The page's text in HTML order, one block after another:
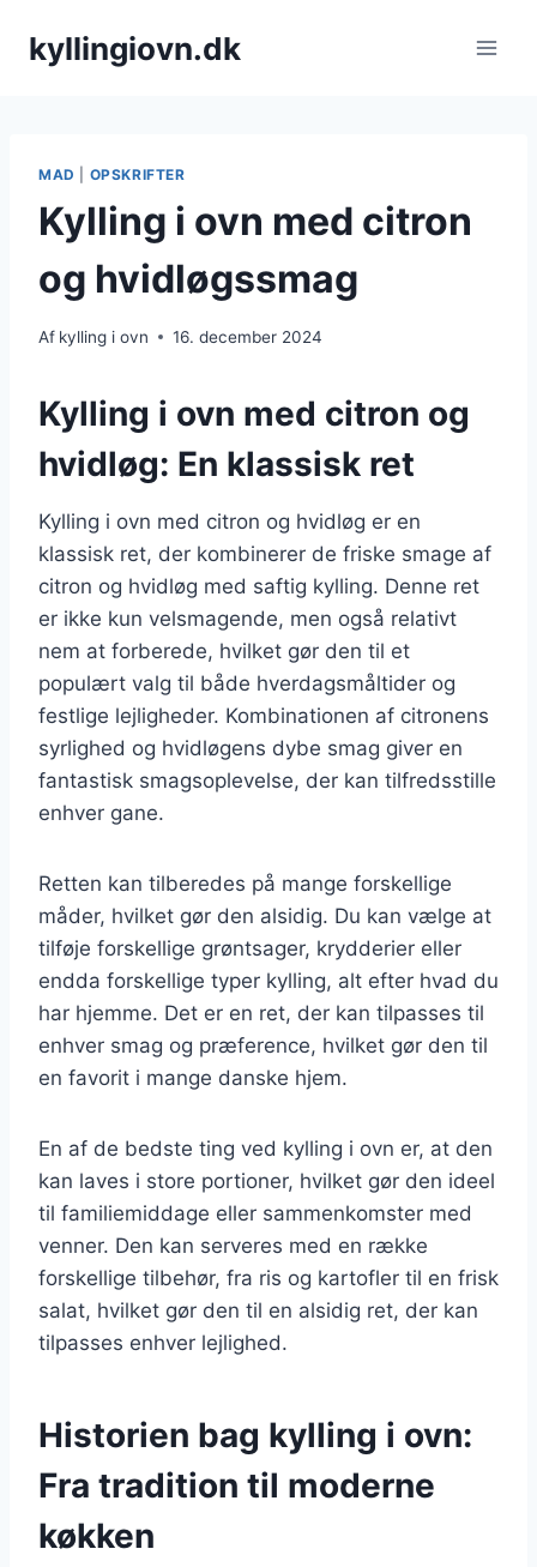
kyllingiovn.dk
MAD OPSKRIFTER
Kylling i ovn med citron
og hvidløgssmag
Af kylling i ovn 16. december 2024
Kylling i ovn med citron og
hvidløg: En klassisk ret
Kylling i ovn med citron og hvidløg er en
klassisk ret, der kombinerer de friske smage af
citron og hvidløg med saftig kylling. Denne ret
er ikke kun velsmagende, men også relativt
nem at forberede, hvilket gør den til et
populært valg til både hverdagsmåltider og
festlige lejligheder. Kombinationen af citronens
syrlighed og hvidløgens dybe smag giver en
fantastisk smagsoplevelse, der kan tilfredsstille
enhver gane.
Retten kan tilberedes på mange forskellige
måder, hvilket gør den alsidig. Du kan vælge at
tilføje forskellige grøntsager, krydderier eller
endda forskellige typer kylling, alt efter hvad du
har hjemme. Det er en ret, der kan tilpasses til
enhver smag og præference, hvilket gør den til
en favorit i mange danske hjem.
En af de bedste ting ved kylling i ovn er, at den
kan laves i store portioner, hvilket gør den ideel
til familiemiddage eller sammenkomster med
venner. Den kan serveres med en række
forskellige tilbehør, fra ris og kartofler til en frisk
salat, hvilket gør den til en alsidig ret, der kan
tilpasses enhver lejlighed.
Historien bag kylling i ovn:
Fra tradition til moderne
køkken